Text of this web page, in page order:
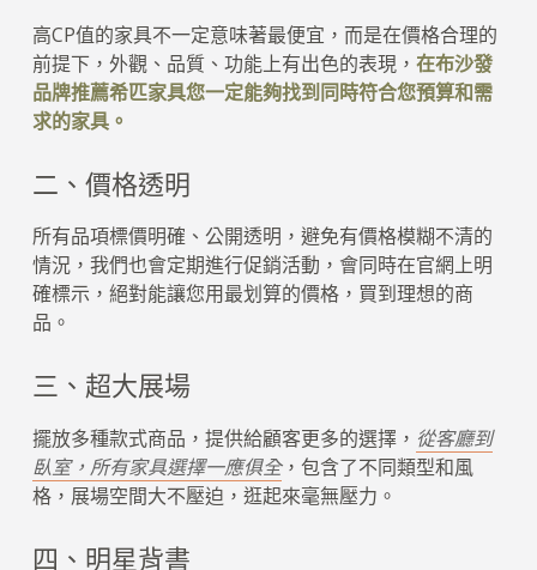
高CP值的家具不一定意味著最便宜，而是在價格合理的
前提下，外觀、品質、功能上有出色的表現， 在布沙發
品牌推薦希匹家具您一定能夠找到同時符合您預算和需
求的家具。
二、價格透明
所有品項標價明確、公開透明，避免有價格模糊不清的
情況，我們也會定期進行促銷活動，會同時在官網上明
確標示，絕對能讓您用最划算的價格，買到理想的商
品。
三、超大展場
擺放多種款式商品，提供給顧客更多的選擇， 從客廳到
臥室，所有家具選擇一應俱全，包含了不同類型和風
格，展場空間大不壓迫，逛起來毫無壓力。
四、明星背書